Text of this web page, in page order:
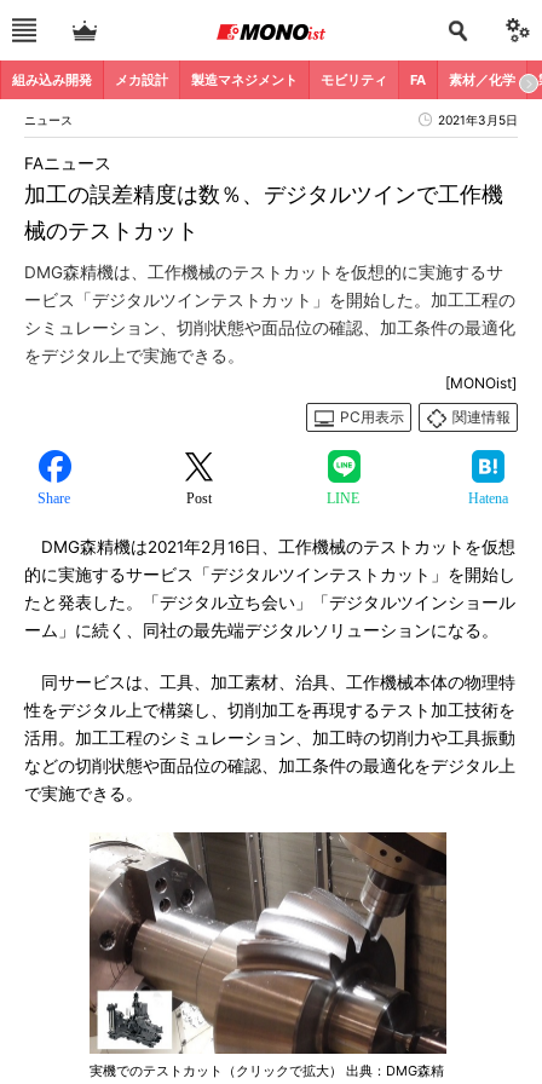
組み込み開発 メカ設計 製造マネジメント モビリティ FA 素材／化学
ニュース 2021年3月5日
加工の誤差精度は数％、デジタルツインで工作機
械のテストカット
FAニュース
DMG森精機は、工作機械のテストカットを仮想的に実施するサ
ービス「デジタルツインテストカット」を開始した。加工工程の
シミュレーション、切削状態や面品位の確認、加工条件の最適化
をデジタル上で実施できる。
[MONOist]
PC用表示
関連情報
Share Post LINE Hatena
DMG森精機は2021年2月16日、工作機械のテストカットを仮想
的に実施するサービス「デジタルツインテストカット」を開始し
たと発表した。「デジタル立ち会い」「デジタルツインショール
ーム」に続く、同社の最先端デジタルソリューションになる。
同サービスは、工具、加工素材、治具、工作機械本体の物理特
性をデジタル上で構築し、切削加工を再現するテスト加工技術を
活用。加工工程のシミュレーション、加工時の切削力や工具振動
などの切削状態や面品位の確認、加工条件の最適化をデジタル上
で実施できる。
実機でのテストカット（クリックで拡大） 出典：DMG森精